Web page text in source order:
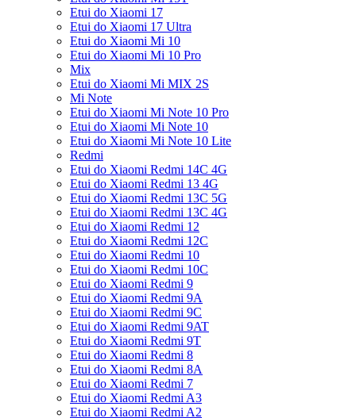
Etui do Xiaomi 17
Etui do Xiaomi 17 Ultra
Etui do Xiaomi Mi 10
Etui do Xiaomi Mi 10 Pro
Mix
Etui do Xiaomi Mi MIX 2S
Mi Note
Etui do Xiaomi Mi Note 10 Pro
Etui do Xiaomi Mi Note 10
Etui do Xiaomi Mi Note 10 Lite
Redmi
Etui do Xiaomi Redmi 14C 4G
Etui do Xiaomi Redmi 13 4G
Etui do Xiaomi Redmi 13C 5G
Etui do Xiaomi Redmi 13C 4G
Etui do Xiaomi Redmi 12
Etui do Xiaomi Redmi 12C
Etui do Xiaomi Redmi 10
Etui do Xiaomi Redmi 10C
Etui do Xiaomi Redmi 9
Etui do Xiaomi Redmi 9A
Etui do Xiaomi Redmi 9C
Etui do Xiaomi Redmi 9AT
Etui do Xiaomi Redmi 9T
Etui do Xiaomi Redmi 8
Etui do Xiaomi Redmi 8A
Etui do Xiaomi Redmi 7
Etui do Xiaomi Redmi A3
Etui do Xiaomi Redmi A2